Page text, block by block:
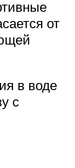
от
в воде
с